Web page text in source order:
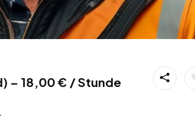
– 18,00 € / Stunde